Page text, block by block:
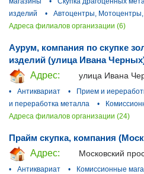
изделий
•
Автоцентры, Мотоцентры,
Адреса филиалов организации (6)
Аурум, компания по скупке
изделий (улица Ивана
Адрес:
улица Ивана
•
Антиквариат • Прием и
и переработка металла
•
Адреса филиалов организации (24)
Прайм скупка, компания
Адрес:
Московский
•
Антиквариат • Комиссионные